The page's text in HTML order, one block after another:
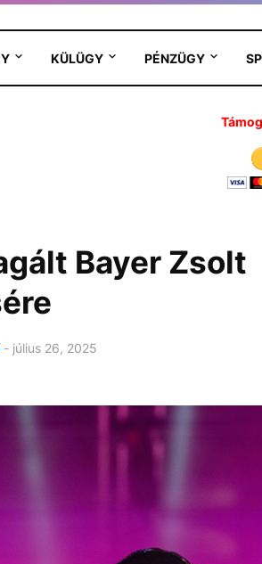
KÜLÜGY PÉNZÜGY
Bayer Zsolt
- július 26, 2025